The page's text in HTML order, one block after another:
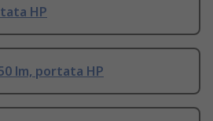
HP
lm, portata HP